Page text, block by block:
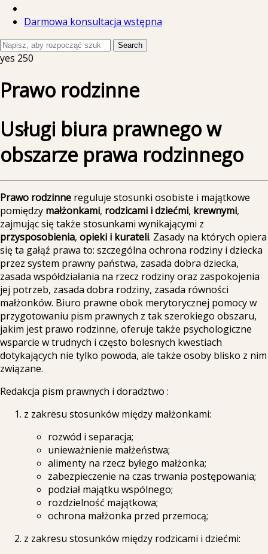
Darmowa konsultacja wstępna
Search
yes 250
Prawo rodzinne
Usługi biura prawnego w
obszarze prawa rodzinnego
Prawo rodzinne reguluje stosunki osobiste i majątkowe
pomiędzy małżonkami, rodzicami i dziećmi, krewnymi,
zajmując się także stosunkami wynikającymi z
przysposobienia, opieki i kurateli. Zasady na których opiera
się ta gałąź prawa to: szczególna ochrona rodziny i dziecka
przez system prawny państwa, zasada dobra dziecka,
zasada współdziałania na rzecz rodziny oraz zaspokojenia
jej potrzeb, zasada dobra rodziny, zasada równości
małżonków. Biuro prawne obok merytorycznej pomocy w
przygotowaniu pism prawnych z tak szerokiego obszaru,
jakim jest prawo rodzinne, oferuje także psychologiczne
wsparcie w trudnych i często bolesnych kwestiach
dotykających nie tylko powoda, ale także osoby blisko z nim
związane.
Redakcja pism prawnych i doradztwo :
z zakresu stosunków między małżonkami:
rozwód i separacja;
unieważnienie małżeństwa;
alimenty na rzecz byłego małżonka;
zabezpieczenie na czas trwania postępowania;
podział majątku wspólnego;
rozdzielność majątkowa;
ochrona małżonka przed przemocą;
z zakresu stosunków między rodzicami i dziećmi: